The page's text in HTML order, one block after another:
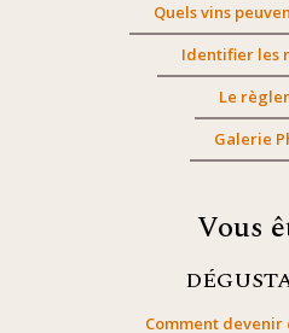
Quels vins
Identifier les
Le
Galerie
Vous
Comment